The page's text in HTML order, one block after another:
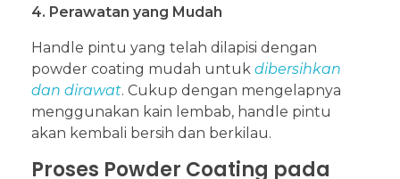
4. Perawatan yang Mudah
Handle pintu yang telah dilapisi dengan
powder coating mudah untuk dibersihkan
dan dirawat. Cukup dengan mengelapnya
menggunakan kain lembab, handle pintu
akan kembali bersih dan berkilau.
Proses Powder Coating pada